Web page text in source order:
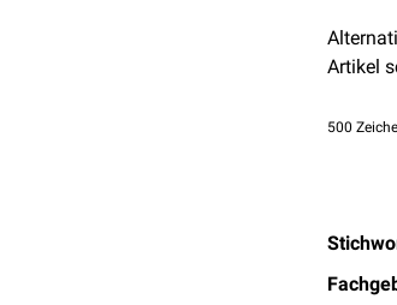
Trotz
Artikel
500